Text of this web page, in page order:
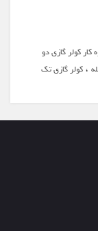
کار کولر گازی دو
،کولر گازی تک